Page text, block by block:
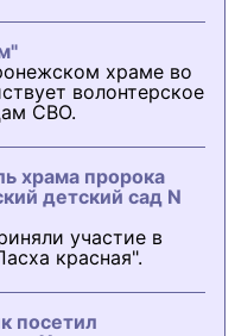
храме во
волонтерское
СВО.
храма пророка
детский сад N
участие в
красная".
посетил